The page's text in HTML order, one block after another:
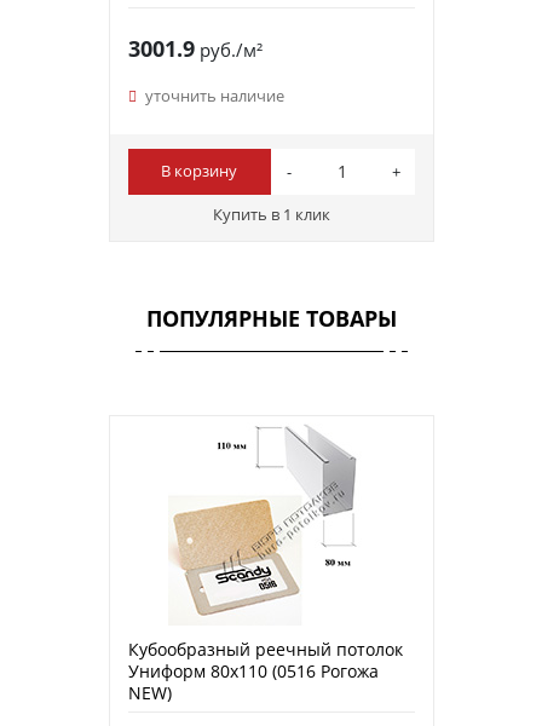
3001.9руб./м²
уточнить наличие
В корзину
Купить в 1 клик
ПОПУЛЯРНЫЕ ТОВАРЫ
Кубообразный реечный потолок
Униформ 80х110 (0516 Рогожа
NEW)